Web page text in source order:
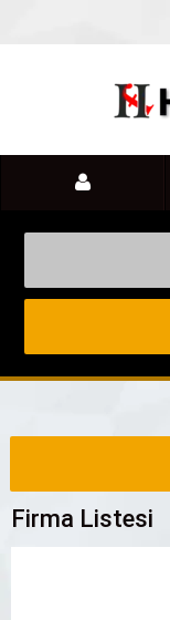
Firma Listesi